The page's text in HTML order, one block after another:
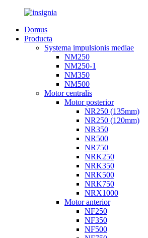
Domus
Producta
Systema impulsionis mediae
NM250
NM250-1
NM350
NM500
Motor centralis
Motor posterior
NR250 (135mm)
NR250 (120mm)
NR350
NR500
NR750
NRK250
NRK350
NRK500
NRK750
NRX1000
Motor anterior
NF250
NF350
NF500